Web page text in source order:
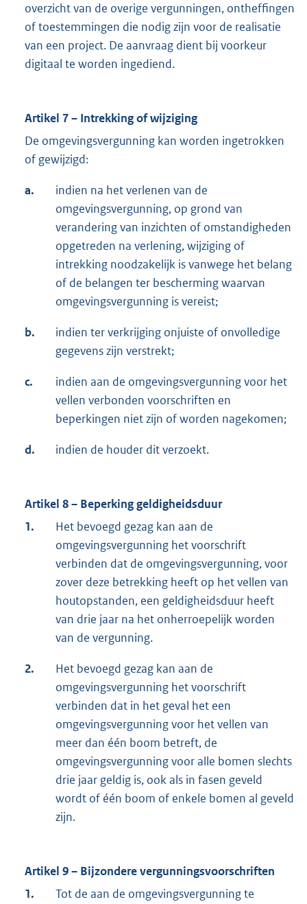
overzicht van de overige vergunningen, ontheffingen
of toestemmingen die nodig zijn voor de realisatie
van een project. De aanvraag dient bij voorkeur
digitaal te worden ingediend.
Artikel 7 – Intrekking of wijziging
De omgevingsvergunning kan worden ingetrokken
of gewijzigd:
a.
indien na het verlenen van de
omgevingsvergunning, op grond van
verandering van inzichten of omstandigheden
opgetreden na verlening, wijziging of
intrekking noodzakelijk is vanwege het belang
of de belangen ter bescherming waarvan
omgevingsvergunning is vereist;
b.
indien ter verkrijging onjuiste of onvolledige
gegevens zijn verstrekt;
c.
indien aan de omgevingsvergunning voor het
vellen verbonden voorschriften en
beperkingen niet zijn of worden nagekomen;
d. indien de houder dit verzoekt.
Artikel 8 – Beperking geldigheidsduur
1.
Het bevoegd gezag kan aan de
omgevingsvergunning het voorschrift
verbinden dat de omgevingsvergunning, voor
zover deze betrekking heeft op het vellen van
houtopstanden, een geldigheidsduur heeft
van drie jaar na het onherroepelijk worden
van de vergunning.
2.
Het bevoegd gezag kan aan de
omgevingsvergunning het voorschrift
verbinden dat in het geval het een
omgevingsvergunning voor het vellen van
meer dan één boom betreft, de
omgevingsvergunning voor alle bomen slechts
drie jaar geldig is, ook als in fasen geveld
wordt of één boom of enkele bomen al geveld
zijn.
Artikel 9 – Bijzondere vergunningsvoorschriften
1.
Tot de aan de omgevingsvergunning te